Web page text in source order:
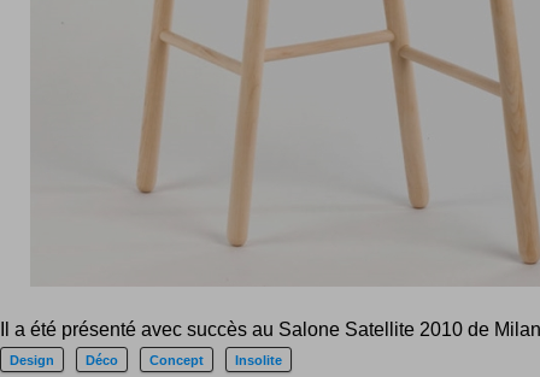
Il a été présenté avec succès au Salone Satellite 2010 de
Design Déco Concept Insolite